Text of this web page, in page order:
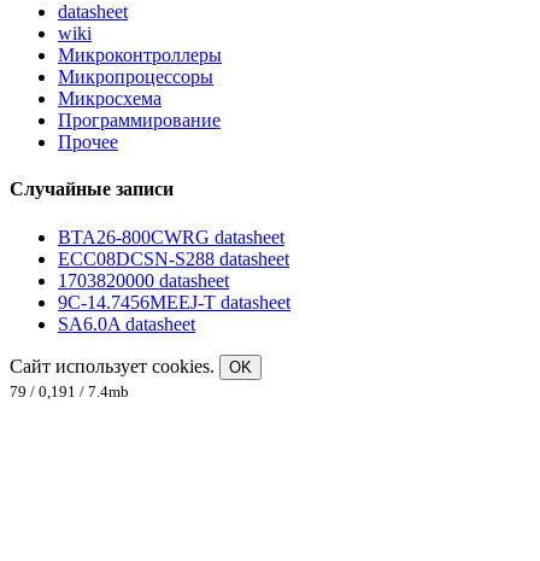
datasheet
wiki
Микроконтроллеры
Микропроцессоры
Микросхема
Программирование
Прочее
Случайные записи
BTA26-800CWRG datasheet
ECC08DCSN-S288 datasheet
1703820000 datasheet
9C-14.7456MEEJ-T datasheet
SA6.0A datasheet
Сайт использует cookies.
OK
79 / 0,191 / 7.4mb